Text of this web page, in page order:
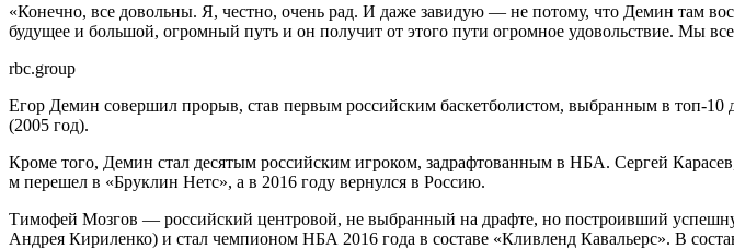
«Конечно, все довольны. Я, честно, очень рад. И даже завидую — не потому, что Демин там
будущее и большой, огромный путь и он получит от этого пути огромное удовольствие. Мы
rbc.group
Егор Демин совершил прорыв, став первым российским баскетболистом, выбранным в топ-
(2005 год).
Кроме того, Демин стал десятым российским игроком, задрафтованным в НБА. Сергей
м перешел в «Бруклин Нетс», а в 2016 году вернулся в Россию.
Тимофей Мозгов — российский центровой, не выбранный на драфте, но построивший
Андрея Кириленко) и стал чемпионом НБА 2016 года в составе «Кливленд Кавальерс». В